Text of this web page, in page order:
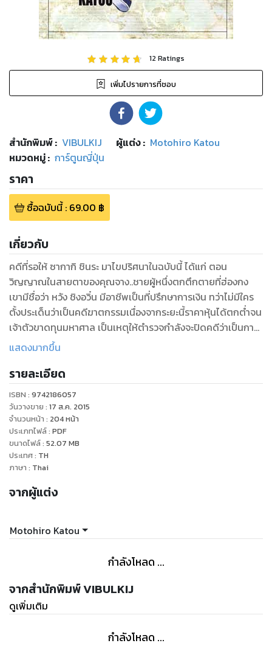
12Ratings
เพิ่มไปรายการที่ชอบ
สำนักพิมพ์: VIBULKIJ ผู้แต่ง : Motohiro Katou
หมวดหมู่: การ์ตูนญี่ปุ่น
ราคา
ซื้อฉบับนี้: 69.00 ฿
เกี่ยวกับ
คดีที่รอให้ ซากากิ ชินระ มาไขปริศนาในฉบับนี้ ได้แก่ ตอน
วิญญาณในสายตาของคุณจาง..ชายผู้หนึ่งตกตึกตายที่ฮ่องกง
เขามีชื่อว่า หวัง ชิงอวิ๋น มีอาชีพเป็นที่ปรึกษาการเงิน ทว่าไม่มีใคร
ตั้งประเด็นว่าเป็นคดีฆาตกรรมเนื่องจากระยะนี้ราคาหุ้นได้ตกต่ำจน
เจ้าตัวขาดทุนมหาศาล เป็นเหตุให้ตำรวจกำลังจะปิดคดีว่าเป็นการ
ฆ่าตัวตาย แต่แล้วกลับมีดาราดังที่ฮ่องกงชื่อ จาง ชิวเหลียน เห็นผี
แสดงมากขึ้น
รายละเอียด
ISBN : 9742186057
วันวางขาย : 17 ส.ค. 2015
จำนวนหน้า : 204หน้า
ประเภทไฟล์: PDF
ขนาดไฟล์: 52.07 MB
ประเทศ: TH
ภาษา : Thai
จากผู้แต่ง
Motohiro Katou
กำลังโหลด ...
จากสำนักพิมพ์ VIBULKIJ
ดูเพิ่มเติม
กำลังโหลด ...